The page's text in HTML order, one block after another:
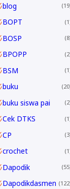
blog 19
BOPT 1
BOSP 8
BPOPP 2
BSM 1
buku 20
buku siswa pai 2
Cek DTKS 1
CP 3
crochet 1
Dapodik 55
Dapodikdasmen 122